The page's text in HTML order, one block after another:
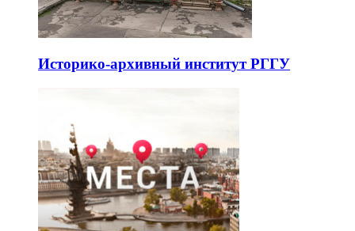
Историко-архивный институт РГГУ